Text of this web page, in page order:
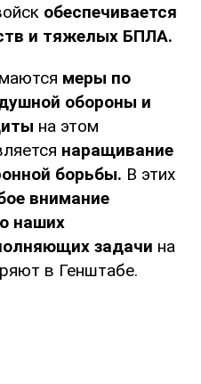
обеспечивается
и тяжелых БПЛА.
меры по
обороны и
на этом
наращивание
борьбы. В этих
внимание
наших
задачи на
в Генштабе.